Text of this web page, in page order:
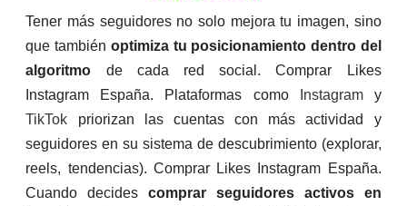
Tener más seguidores no solo mejora tu imagen, sino
que también optimiza tu posicionamiento dentro del
algoritmo de cada red social. Comprar Likes
Instagram España. Plataformas como
Instagramy
TikTok priorizan las cuentas con más actividad y
seguidores en su sistema de descubrimiento (explorar,
reels, tendencias). Comprar Likes Instagram España.
Cuando decidescomprar seguidores activos en